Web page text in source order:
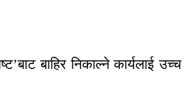
बाहिर निकाल्ने कार्यलाई उच्च